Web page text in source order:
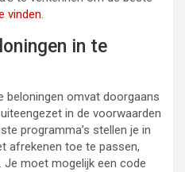
vinden.
in te
beloningen omvat doorgaans
in de voorwaarden
programma’s stellen je in
afrekenen toe te passen,
Je moet mogelijk een code